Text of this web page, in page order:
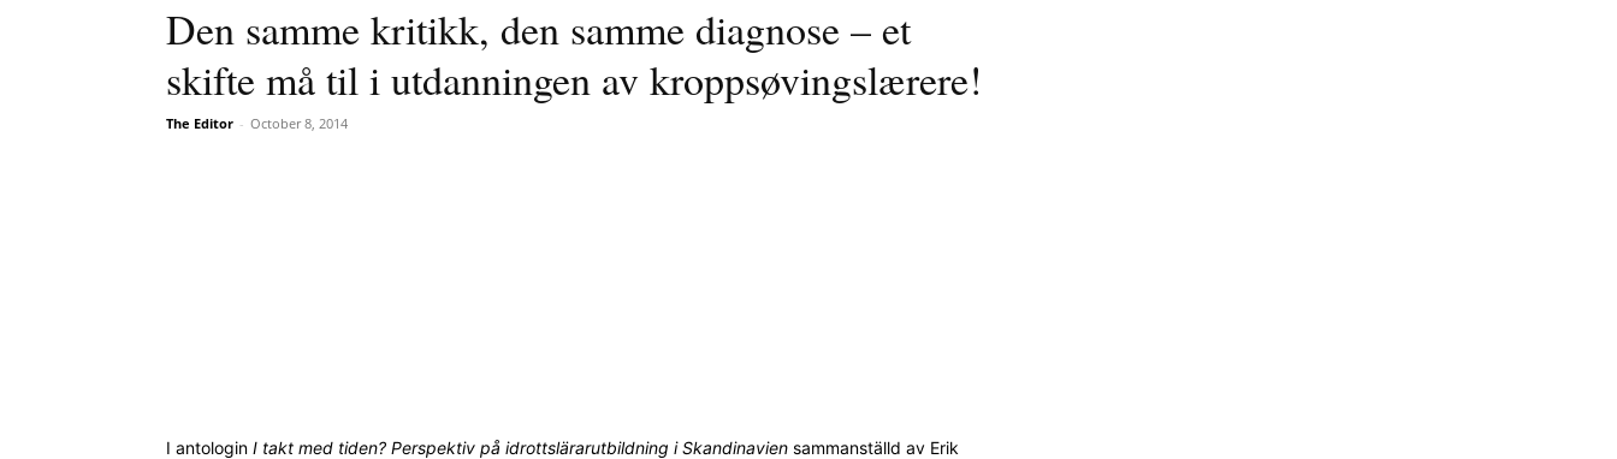
Den samme kritikk, den samme diagnose – et
skifte må til i utdanningen av kroppsøvingslærere!
The Editor - October 8, 2014
I antologin I takt med tiden? Perspektiv på idrottslärarutbildning i Skandinavien sammanställd av Erik